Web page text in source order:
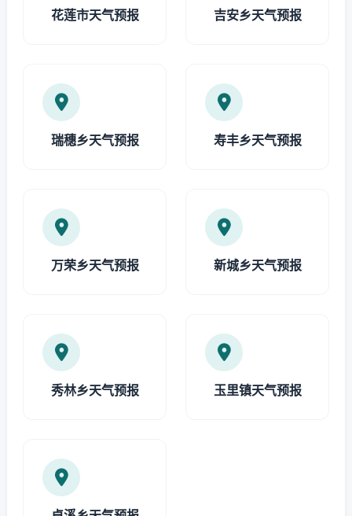
花莲市天气预报 吉安乡天气预报
瑞穗乡天气预报 寿丰乡天气预报
万荣乡天气预报 新城乡天气预报
秀林乡天气预报 玉里镇天气预报